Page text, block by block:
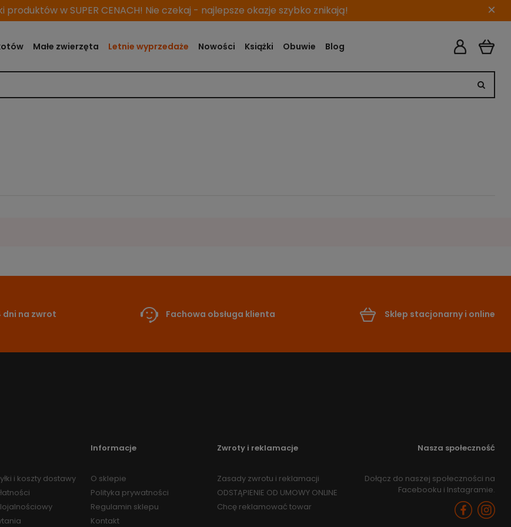
produktów w SUPER CENACH! Nie czekaj - najlepsze okazje szybko znikają! ×
Małe zwierzęta Letnie wyprzedaże Nowości Książki Obuwie Blog
dni na zwrot Fachowa obsługa klienta Sklep stacjonarny i online
i koszty dostawy
Informacje
O sklepie
Polityka prywatności
Regulamin sklepu
Kontakt
Zwroty i reklamacje
Zasady zwrotu i reklamacji
ODSTĄPIENIE OD UMOWY ONLINE
Chcę reklamować towar
Nasza społeczność
Dołącz do naszej społeczności na
Facebooku i Instagramie.